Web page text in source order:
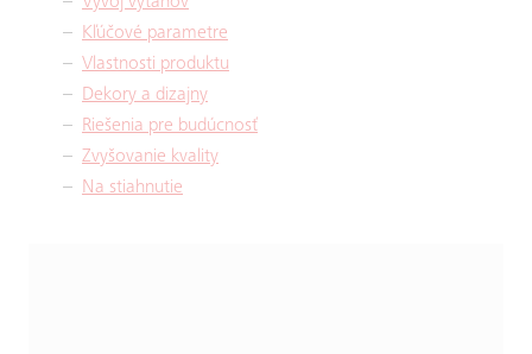
Kľúčové parametre
Vlastnosti produktu
Dekory a dizajny
Riešenia pre budúcnosť
Zvyšovanie kvality
Na stiahnutie